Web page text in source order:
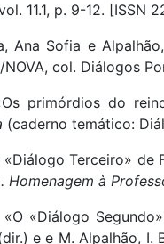
11.1, p. 9-12. [ISSN
Ana Sofia e
NOVA, col. Diálogos
primórdios do
(caderno temático:
«Diálogo Terceiro»
Homenagem à
«O «Diálogo
e e M. Alpalhão, I.